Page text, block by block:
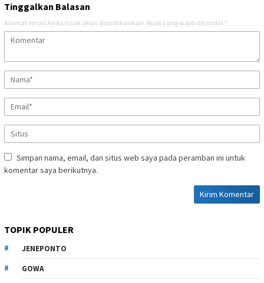
Tinggalkan Balasan
Alamat email Anda tidak akan dipublikasikan. Ruas yang wajib ditandai *
Simpan nama, email, dan situs web saya pada peramban ini untuk
komentar saya berikutnya.
TOPIK POPULER
JENEPONTO
GOWA